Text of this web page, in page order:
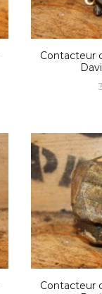
Contacteur
Contacteur